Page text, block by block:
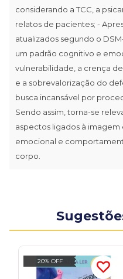
considerando a TCC, a
relatos de pacientes; -
atualizados segundo o
um padrão cognitivo e
vulnerabilidade, a crença
e a sobrevalorização do
busca incansável por
Sendo assim, torna-se
aspectos ligados à imagem
emocional e
corpo.
20% OFF